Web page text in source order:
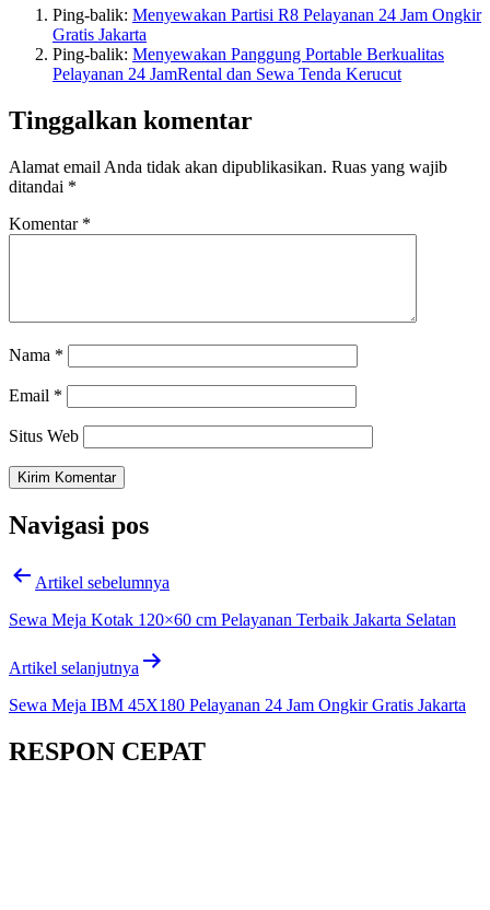
Ping-balik: Menyewakan Partisi R8 Pelayanan 24 Jam Ongkir
Gratis Jakarta
Ping-balik: Menyewakan Panggung Portable Berkualitas
Pelayanan 24 JamRental dan Sewa Tenda Kerucut
Tinggalkan komentar
Alamat email Anda tidak akan dipublikasikan. Ruas yang wajib
ditandai *
Komentar *
Nama *
Email *
Situs Web
Navigasi pos
Artikel sebelumnya
Sewa Meja Kotak 120×60 cm Pelayanan Terbaik Jakarta Selatan
Artikel selanjutnya
Sewa Meja IBM 45X180 Pelayanan 24 Jam Ongkir Gratis Jakarta
RESPON CEPAT